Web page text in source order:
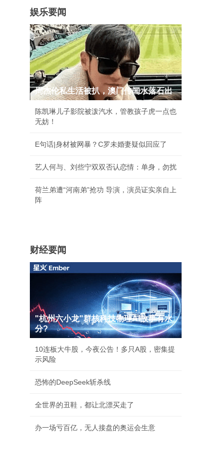
娱乐要闻
周杰伦私生活被扒，澳门传闻水落石出
陈凯琳儿子影院被泼汽水，管教孩子虎一点也
无妨！
E句话|身材被网暴？C罗未婚妻疑似回应了
艺人何与、刘些宁双双否认恋情：单身，勿扰
荷兰弟遭“河南弟”抢功 导演，演员证实亲自上
阵
财经要闻
"杭州六小龙"群核科技物理AI故事有水
分?
10连板大牛股，今夜公告！多只A股，密集提
示风险
恐怖的DeepSeek斩杀线
全世界的丑鞋，都让北漂买走了
办一场亏百亿，无人接盘的奥运会生意